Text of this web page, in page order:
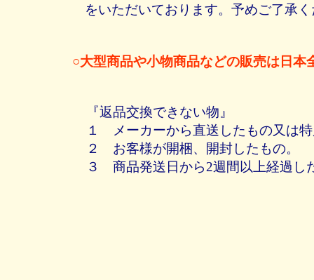
をいただいております。予めご了承
○大型商品や小物商品などの販売は日
『返品交換できない物』
１ メーカーから直送したもの又は
２ お客様が開梱、開封したもの。
３ 商品発送日から2週間以上経過し